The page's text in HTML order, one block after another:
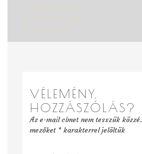
Bejegyzés
navigáció
A VENDÉGHÁZ ÁLTAL
BIZTOSÍTOTT TOVÁBBI
SZOLGÁLTATÁSOK
VÉLEMÉNY,
HOZZÁSZÓLÁS?
Az e-mail címet nem tesszük közzé.
mezőket * karakterrel jelöltük